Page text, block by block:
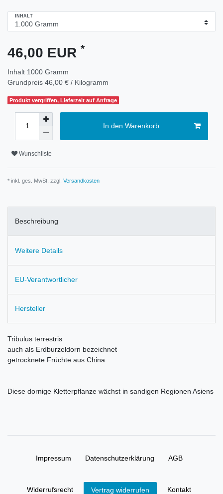
INHALT
46,00 EUR *
Inhalt 1000 Gramm
Grundpreis 46,00 € / Kilogramm
Produkt vergriffen, Lieferzeit auf Anfrage
In den Warenkorb
Wunschliste
* inkl. ges. MwSt. zzgl. Versandkosten
Beschreibung
Weitere Details
EU-Verantwortlicher
Hersteller
Tribulus terrestris
auch als Erdburzeldorn bezeichnet
getrocknete Früchte aus China
Diese dornige Kletterpflanze wächst in sandigen Regionen Asiens
Impressum Daten­schutz­erklärung AGB
Widerrufs­recht Vertrag widerrufen Kontakt